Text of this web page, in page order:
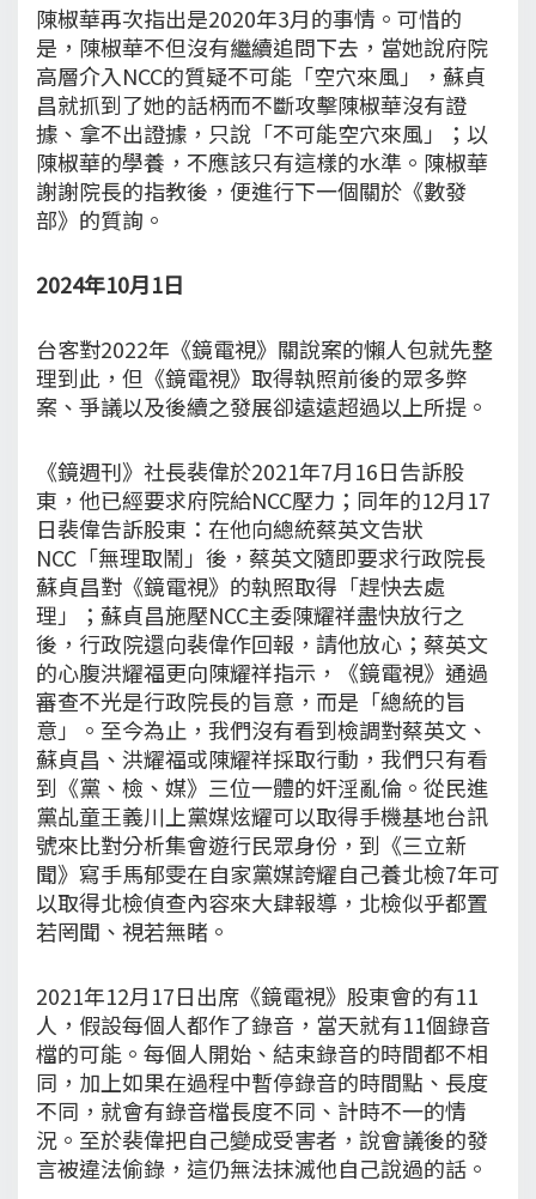
陳椒華再次指出是2020年3月的事情。可惜的
是，陳椒華不但沒有繼續追問下去，當她說府院
高層介入NCC的質疑不可能「空穴來風」，蘇貞
昌就抓到了她的話柄而不斷攻擊陳椒華沒有證
據、拿不出證據，只說「不可能空穴來風」；以
陳椒華的學養，不應該只有這樣的水準。陳椒華
謝謝院長的指教後，便進行下一個關於《數發
部》的質詢。
2024年10月1日
台客對2022年《鏡電視》關說案的懶人包就先整
理到此，但《鏡電視》取得執照前後的眾多弊
案、爭議以及後續之發展卻遠遠超過以上所提。
《鏡週刊》社長裴偉於2021年7月16日告訴股
東，他已經要求府院給NCC壓力；同年的12月17
日裴偉告訴股東：在他向總統蔡英文告狀
NCC「無理取鬧」後，蔡英文隨即要求行政院長
蘇貞昌對《鏡電視》的執照取得「趕快去處
理」；蘇貞昌施壓NCC主委陳耀祥盡快放行之
後，行政院還向裴偉作回報，請他放心；蔡英文
的心腹洪耀福更向陳耀祥指示，《鏡電視》通過
審查不光是行政院長的旨意，而是「總統的旨
意」。至今為止，我們沒有看到檢調對蔡英文、
蘇貞昌、洪耀福或陳耀祥採取行動，我們只有看
到《黨、檢、媒》三位一體的奸淫亂倫。從民進
黨乩童王義川上黨媒炫耀可以取得手機基地台訊
號來比對分析集會遊行民眾身份，到《三立新
聞》寫手馬郁雯在自家黨媒誇耀自己養北檢7年可
以取得北檢偵查內容來大肆報導，北檢似乎都置
若罔聞、視若無睹。
2021年12月17日出席《鏡電視》股東會的有11
人，假設每個人都作了錄音，當天就有11個錄音
檔的可能。每個人開始、結束錄音的時間都不相
同，加上如果在過程中暫停錄音的時間點、長度
不同，就會有錄音檔長度不同、計時不一的情
況。至於裴偉把自己變成受害者，說會議後的發
言被違法偷錄，這仍無法抹滅他自己說過的話。